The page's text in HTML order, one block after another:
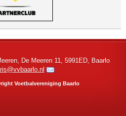
De Meeren 11, 5991ED, Baarlo
Voetbalvereniging Baarlo